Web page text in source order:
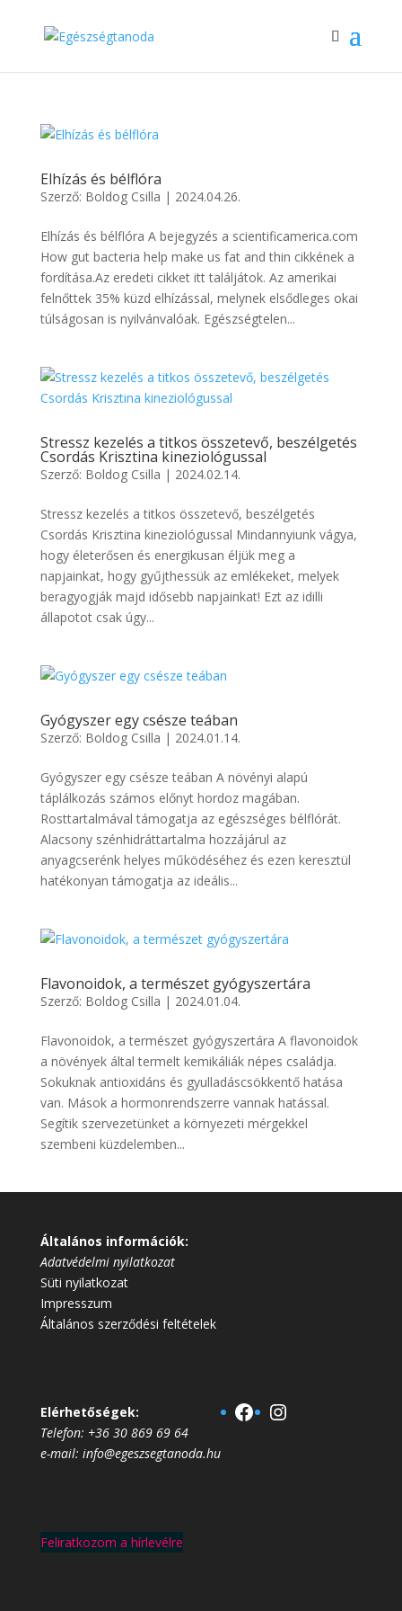
Elhízás és bélflóra
Szerző: Boldog Csilla | 2024.04.26.
Elhízás és bélflóra A bejegyzés a scientificamerica.com
How gut bacteria help make us fat and thin cikkének a
fordítása.Az eredeti cikket itt találjátok. Az amerikai
felnőttek 35% küzd elhízással, melynek elsődleges okai
túlságosan is nyilvánvalóak. Egészségtelen...
Stressz kezelés a titkos összetevő, beszélgetés
Csordás Krisztina kineziológussal
Szerző: Boldog Csilla | 2024.02.14.
Stressz kezelés a titkos összetevő, beszélgetés
Csordás Krisztina kineziológussal Mindannyiunk vágya,
hogy életerősen és energikusan éljük meg a
napjainkat, hogy gyűjthessük az emlékeket, melyek
beragyogják majd idősebb napjainkat! Ezt az idilli
állapotot csak úgy...
Gyógyszer egy csésze teában
Szerző: Boldog Csilla | 2024.01.14.
Gyógyszer egy csésze teában A növényi alapú
táplálkozás számos előnyt hordoz magában.
Rosttartalmával támogatja az egészséges bélflórát.
Alacsony szénhidráttartalma hozzájárul az
anyagcserénk helyes működéséhez és ezen keresztül
hatékonyan támogatja az ideális...
Flavonoidok, a természet gyógyszertára
Szerző: Boldog Csilla | 2024.01.04.
Flavonoidok, a természet gyógyszertára A flavonoidok
a növények által termelt kemikáliák népes családja.
Sokuknak antioxidáns és gyulladáscsökkentő hatása
van. Mások a hormonrendszerre vannak hatással.
Segítik szervezetünket a környezeti mérgekkel
szembeni küzdelemben...
Általános információk:
Adatvédelmi nyilatkozat
Süti nyilatkozat
Impresszum
Általános szerződési feltételek
Elérhetőségek:
Telefon: +36 30 869 69 64
e-mail: info@egeszsegtanoda.hu
Facebook
Instagram
Feliratkozom a hírlevélre